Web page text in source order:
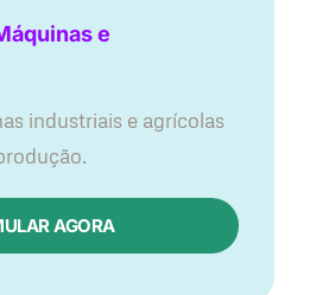
e
industriais e agrícolas
AGORA